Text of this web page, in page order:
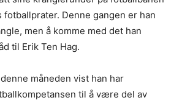
fotballprater. Denne gangen er han
men å komme med det han
til Erik Ten Hag.
måneden vist han har
til å være del av